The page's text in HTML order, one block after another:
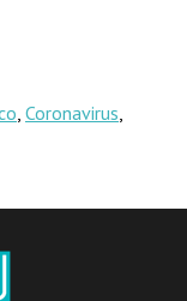
, Coronavirus,